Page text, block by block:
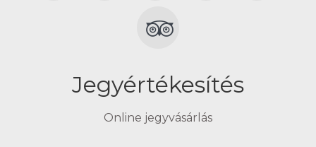
Jegyértékesítés
Online jegyvásárlás